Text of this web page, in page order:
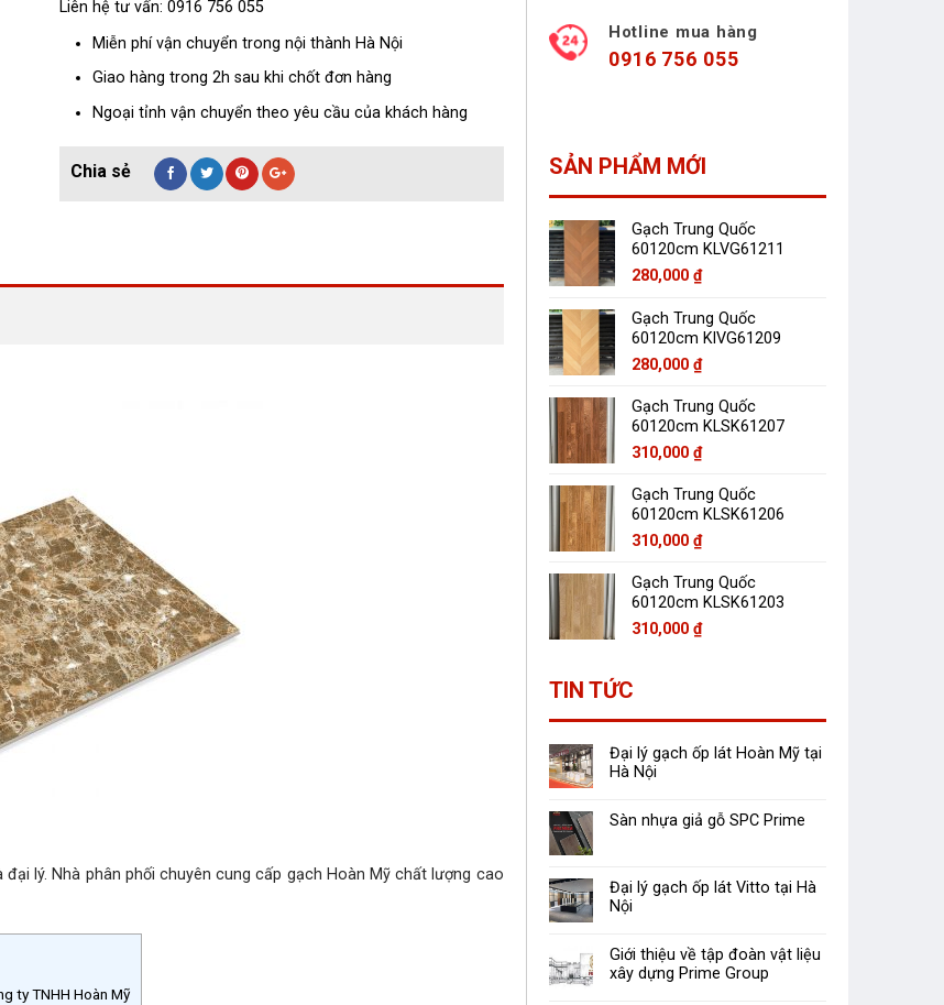
Liên hệ tư vấn: 0916 756 055
Miễn phí vận chuyển trong nội thành Hà Nội
Giao hàng trong 2h sau khi chốt đơn hàng
Ngoại tỉnh vận chuyển theo yêu cầu của khách hàng
lý. Nhà phân phối chuyên cung cấp gạch Hoàn Mỹ chất lượng cao
ty TNHH Hoàn Mỹ
Hotline mua hàng
0916 756 055
SẢN PHẨM MỚI
Gạch Trung Quốc
60120cm KLVG61211
280,000 ₫
Gạch Trung Quốc
60120cm KlVG61209
280,000 ₫
Gạch Trung Quốc
60120cm KLSK61207
310,000 ₫
Gạch Trung Quốc
60120cm KLSK61206
310,000 ₫
Gạch Trung Quốc
60120cm KLSK61203
310,000 ₫
TIN TỨC
Đại lý gạch ốp lát Hoàn Mỹ tại
Hà Nội
Sàn nhựa giả gỗ SPC Prime
Đại lý gạch ốp lát Vitto tại Hà
Nội
Giới thiệu về tập đoàn vật liệu
xây dựng Prime Group